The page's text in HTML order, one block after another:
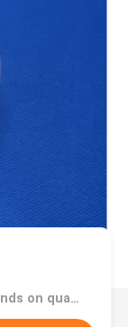
Prijs：depends on quantity